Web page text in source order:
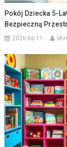
Pokój Dziecka 5-
Bezpieczną
2026-06-11